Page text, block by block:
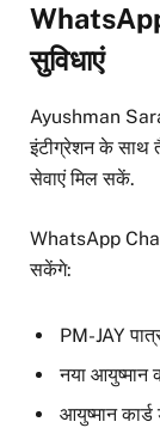
सुविधाएं
Ayushman
इंटीग्रेशन के साथ
सेवाएं मिल सकें.
WhatsApp
सकेंगे:
PM-JAY
नया आयुष्मान
आयुष्मान